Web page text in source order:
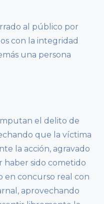
al público por
con la integridad
una persona
el delito de
que la víctima
la acción, agravado
haber sido cometido
en concurso real con
aprovechando